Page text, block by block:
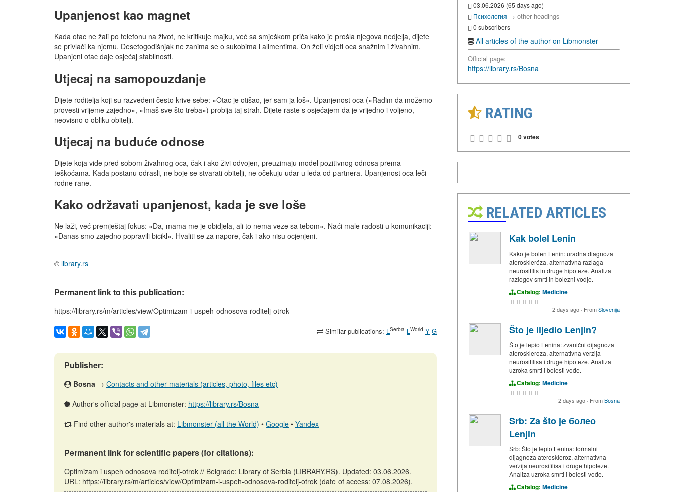
Upanjenost kao magnet
Kada otac ne žali po telefonu na život, ne kritikuje majku, već sa smješkom priča kako je prošla njegova nedjelja, dijete
se privlači ka njemu. Desetogodišnjak ne zanima se o sukobima i alimentima. On želi vidjeti oca snažnim i živahnim.
Upanjeni otac daje osjećaj stabilnosti.
Utjecaj na samopouzdanje
Dijete roditelja koji su razvedeni često krive sebe: «Otac je otišao, jer sam ja loš». Upanjenost oca («Radim da možemo
provesti vrijeme zajedno», «Imaš sve što treba») probija taj strah. Dijete raste s osjećajem da je vrijedno i voljeno,
neovisno o obliku obitelji.
Utjecaj na buduće odnose
Dijete koja vide pred sobom živahnog oca, čak i ako živi odvojen, preuzimaju model pozitivnog odnosa prema
teškoćama. Kada postanu odrasli, ne boje se stvarati obitelji, ne očekuju udar u leđa od partnera. Upanjenost oca leči
rodne rane.
Kako održavati upanjenost, kada je sve loše
Ne laži, već premještaj fokus: «Da, mama me je obidjela, ali to nema veze sa tebom». Naći male radosti u komunikaciji:
«Danas smo zajedno popravili bicikl». Hvaliti se za napore, čak i ako nisu ocjenjeni.
© library.rs
Permanent link to this publication:
https://library.rs/m/articles/view/Optimizam-i-uspeh-odnosova-roditelj-otrok
Similar publications: LSerbia LWorld Y G
Publisher:
Bosna → Contacts and other materials (articles, photo, files etc)
Author's official page at Libmonster: https://library.rs/Bosna
Find other author's materials at: Libmonster (all the World) • Google • Yandex
Permanent link for scientific papers (for citations):
Optimizam i uspeh odnosova roditelj-otrok // Belgrade: Library of Serbia (LIBRARY.RS). Updated: 03.06.2026.
URL: https://library.rs/m/articles/view/Optimizam-i-uspeh-odnosova-roditelj-otrok (date of access: 07.08.2026).
03.06.2026 (65 days ago)
Психология → other headings
0 subscribers
All articles of the author on Libmonster
Official page:
https://library.rs/Bosna
RATING
0 votes
RELATED ARTICLES
Kak bolel Lenin
Kako je bolen Lenin: uradna diagnoza
ateroskleróza, alternativna razlaga
neurosifilis in druge hipoteze. Analiza
razlogov smrti in bolezni vodje.
Catalog: Medicine
2 days ago · FromSlovenija
Što je lijedio Lenjin?
Što je lepio Lenina: zvanični dijagnoza
ateroskleroza, alternativna verzija
neurosifilisa i druge hipoteze. Analiza
uzroka smrti i bolesti vođe.
Catalog: Medicine
2 days ago · FromBosna
Srb: Za što je болео
Lenjin
Srb: Što je lepio Lenina: formalni
dijagnoza ateroskleroz, alternativna
verzija neurosifilisa i druge hipoteze.
Analiza uzroka smrti i bolesti vođe.
Catalog: Medicine